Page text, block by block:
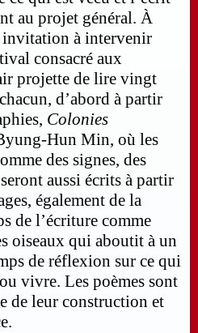
au projet général. À
à intervenir
consacré aux
projette de lire vingt
d’abord à partir
Colonies
Hun Min, où les
des signes, des
aussi écrits à partir
également de la
de l’écriture comme
oiseaux qui aboutit à un
de réflexion sur ce qui
vivre. Les poèmes sont
de leur construction et